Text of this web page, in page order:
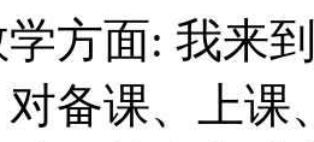
面: 我来到
备课、上课